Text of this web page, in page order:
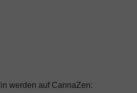
werden auf CannaZen: